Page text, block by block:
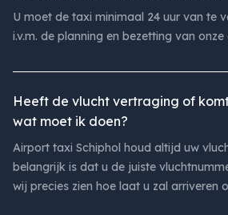
U moet de taxi minimaal 24 uur van te
i.v.m. de planning en bezetting van onze
Heeft de vlucht vertraging of
wat moet ik doen?
Airport taxi Schiphol houd altijd uw
belangrijk is dat u de juiste
wij precies zien hoe laat u zal arriveren